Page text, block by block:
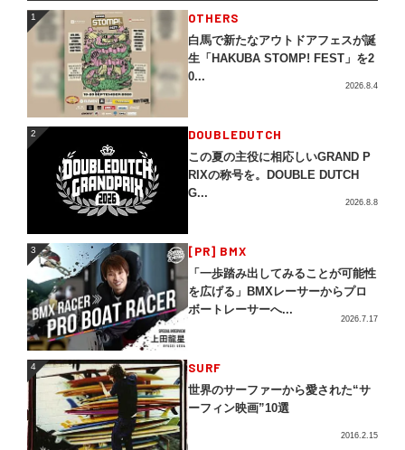
1 OTHERS
白馬で新たなアウトドアフェスが誕
生「HAKUBA STOMP! FEST」を2
0...
2026.8.4
2 DOUBLEDUTCH
この夏の主役に相応しいGRAND P
RIXの称号を。DOUBLE DUTCH
G...
2026.8.8
3 [PR] BMX
「一歩踏み出してみることが可能性
を広げる」BMXレーサーからプロ
ボートレーサーへ...
2026.7.17
4 SURF
世界のサーファーから愛された“サ
ーフィン映画”10選
2016.2.15